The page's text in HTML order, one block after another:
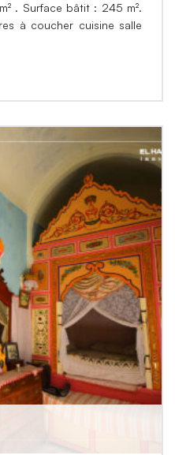
. Surface bâtit : 245 m².
à coucher cuisine salle